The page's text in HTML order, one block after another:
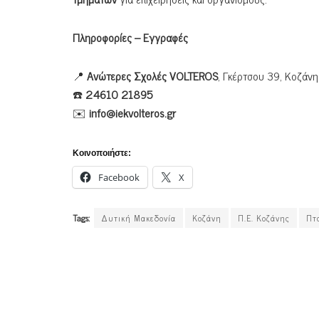
Πληροφορίες – Εγγραφές
📍 Ανώτερες Σχολές VOLTEROS, Γκέρτσου 39, Κοζάνη
☎️24610 21895
✉️ info@iekvolteros.gr
Κοινοποιήστε:
Facebook X
Tags: Δυτική Μακεδονία Κοζάνη Π.Ε. Κοζάνης